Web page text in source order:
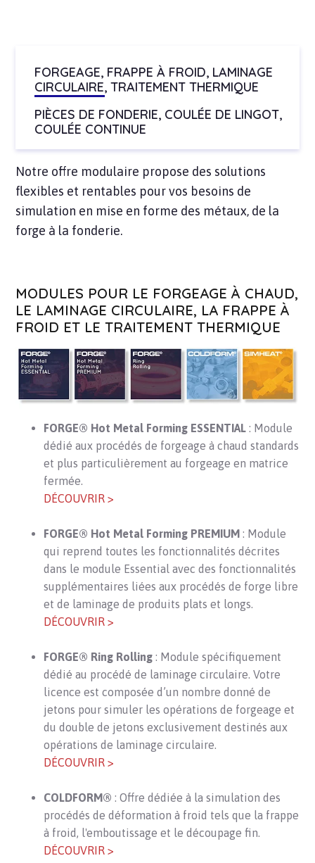
FORGEAGE, FRAPPE À FROID, LAMINAGE
CIRCULAIRE, TRAITEMENT THERMIQUE
PIÈCES DE FONDERIE, COULÉE DE LINGOT,
COULÉE CONTINUE
Notre offre modulaire propose des solutions
flexibles et rentables pour vos besoins de
simulation en mise en forme des métaux, de la
forge à la fonderie.
MODULES POUR LE FORGEAGE À CHAUD,
LE LAMINAGE CIRCULAIRE, LA FRAPPE À
FROID ET LE TRAITEMENT THERMIQUE
FORGE® Hot Metal Forming ESSENTIAL : Module
dédié aux procédés de forgeage à chaud standards
et plus particulièrement au forgeage en matrice
fermée.
DÉCOUVRIR >
FORGE® Hot Metal Forming PREMIUM : Module
qui reprend toutes les fonctionnalités décrites
dans le module Essential avec des fonctionnalités
supplémentaires liées aux procédés de forge libre
et de laminage de produits plats et longs.
DÉCOUVRIR >
FORGE® Ring Rolling : Module spécifiquement
dédié au procédé de laminage circulaire. Votre
licence est composée d’un nombre donné de
jetons pour simuler les opérations de forgeage et
du double de jetons exclusivement destinés aux
opérations de laminage circulaire.
DÉCOUVRIR >
COLDFORM® : Offre dédiée à la simulation des
procédés de déformation à froid tels que la frappe
à froid, l'emboutissage et le découpage fin.
DÉCOUVRIR >